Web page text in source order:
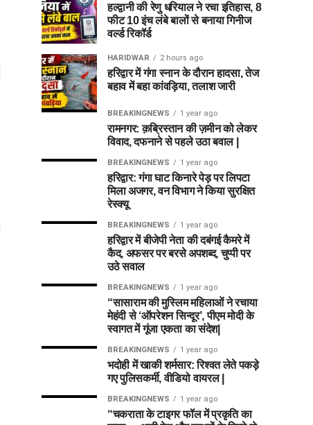
हल्द्वानी की रेणु धरियाल ने रचा इतिहास, 8
फीट 10 इंच लंबे बालों से बनाया गिनीज
वर्ल्ड रिकॉर्ड
HARIDWAR 2 hours ago
हरिद्वार में गंगा स्नान के दौरान हादसा, तेज
बहाव में बहा कांवड़िया, तलाश जारी
BREAKINGNEWS 1 year ago
रामनगर: क़ब्रिस्तान की ज़मीन को लेकर
विवाद, दफनाने से पहले उठा बवाल |
BREAKINGNEWS 1 year ago
हरिद्वार: गंगा घाट किनारे पेड़ पर लिपटा
मिला अजगर, वन विभाग ने किया सुरक्षित
रेस्क्यू
BREAKINGNEWS 1 year ago
हरिद्वार में बीजेपी नेता की दबंगई कैमरे में
कैद, अफसर पर बरसे अपशब्द, चुप्पी पर
उठे सवाल
BREAKINGNEWS 1 year ago
“सासाराम की मुस्लिम महिलाओं ने रचाया
मेहंदी से ‘ऑपरेशन सिन्दूर’, पीएम मोदी के
स्वागत में गूंजा एकता का संदेश|
BREAKINGNEWS 1 year ago
भदोही में खाकी शर्मसार: रिश्वत लेते पकड़े
गए पुलिसकर्मी, वीडियो वायरल |
BREAKINGNEWS 1 year ago
“चकराता के टाइगर फॉल में प्रकृति का